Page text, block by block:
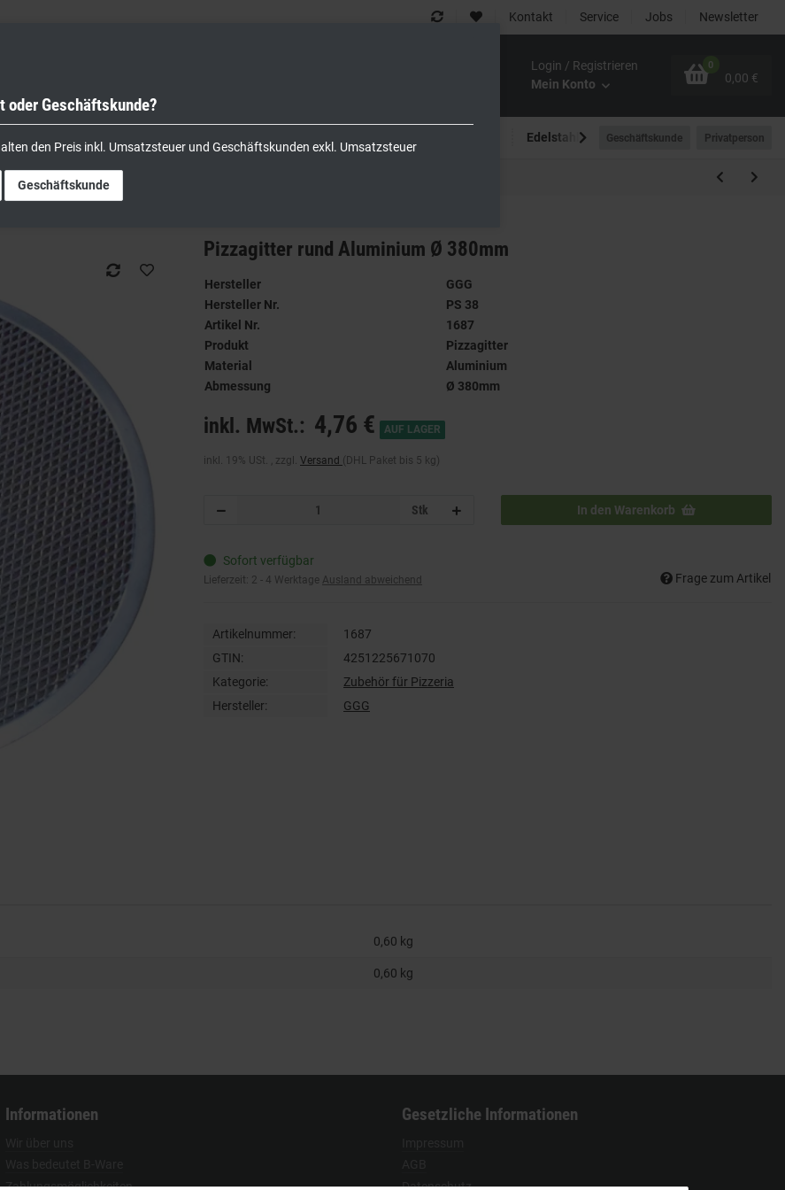
Kontakt Service Jobs Newsletter
Login / Registrieren
Mein Konto
0
0,00 €
Edelstahlmöbel Outdoor-Bereich
Geschäftskunde Privatperson
Aluminium Ø 380mm
Pizzagitter rund Aluminium Ø 380mm
Hersteller
GGG
Hersteller Nr.
PS 38
Artikel Nr.
1687
Produkt
Pizzagitter
Material
Aluminium
Abmessung
Ø 380mm
inkl. MwSt.: 4,76 € AUF LAGER
inkl. 19% USt. , zzgl. Versand (DHL Paket bis 5 kg)
Stk In den Warenkorb
Sofort verfügbar
Lieferzeit: 2 - 4 Werktage Ausland abweichend Frage zum Artikel
Artikelnummer:
1687
GTIN:
4251225671070
Kategorie:
Zubehör für Pizzeria
Hersteller:
GGG
0,60 kg
0,60 kg
Informationen
Zahlungsmöglichkeiten
Gesetzliche Informationen
Datenschutz
oder Geschäftskunde?
den Preis inkl. Umsatzsteuer und Geschäftskunden exkl. Umsatzsteuer
Geschäftskunde